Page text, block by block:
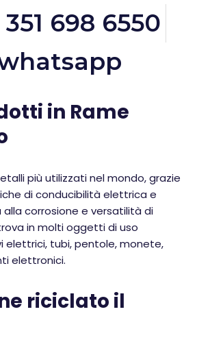
351 698 6550
in Rame
più utilizzati nel mondo, grazie
di conducibilità elettrica e
corrosione e versatilità di
in molti oggetti di uso
elettrici, tubi, pentole, monete,
elettronici.
riciclato il